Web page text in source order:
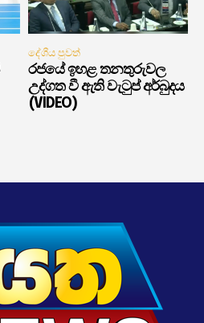
දේශීය පුවත්
රජයේ ඉහළ තනතුරුවල
උද්ගත වී ඇති වැටුප් අර්බුදය
(VIDEO)